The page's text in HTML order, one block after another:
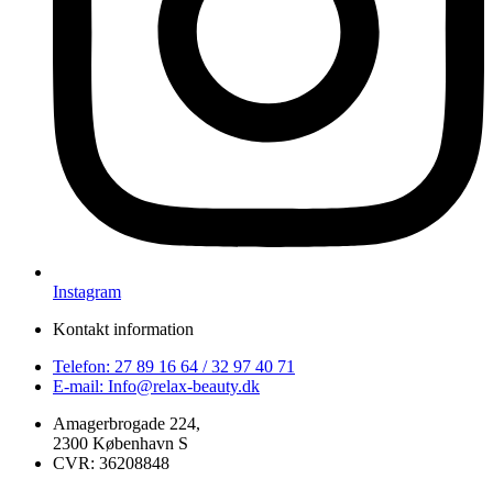
Instagram
Kontakt information
Telefon: 27 89 16 64 / 32 97 40 71
E-mail: Info@relax-beauty.dk
Amagerbrogade 224,
2300 København S
CVR: 36208848